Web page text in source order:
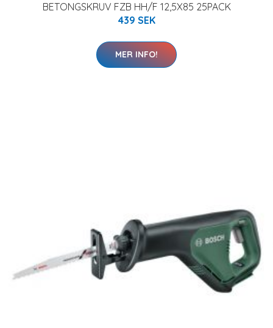
BETONGSKRUV FZB HH/F 12,5X85 25PACK
439 SEK
MER INFO!